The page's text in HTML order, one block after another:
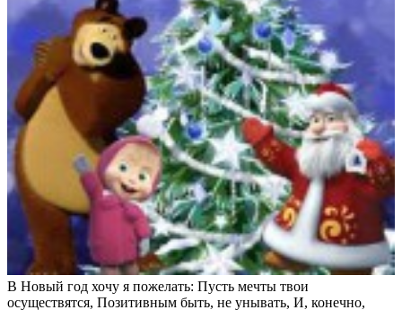
В Новый год хочу я пожелать: Пусть мечты твои
осуществятся, Позитивным быть, не унывать, И, конечно,